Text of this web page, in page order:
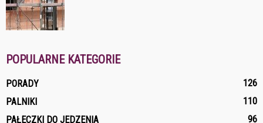
POPULARNE KATEGORIE
PORADY
126
PALNIKI
110
PAŁECZKI DO JEDZENIA
96